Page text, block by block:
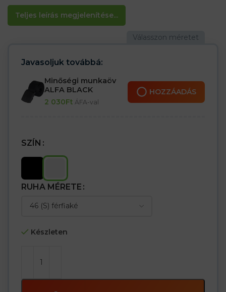
Teljes leírás megjelenítése...
– Rögzítés gombokkal
– Kétrészes inggallér
– Két gombbal állítható mandzsetta
Javasoljuk továbbá:
Minőségi munkaöv
ALFA BLACK
2 030Ft ÁFA-val
HOZZÁADÁS
SZÍN
RUHA MÉRETE
Készleten